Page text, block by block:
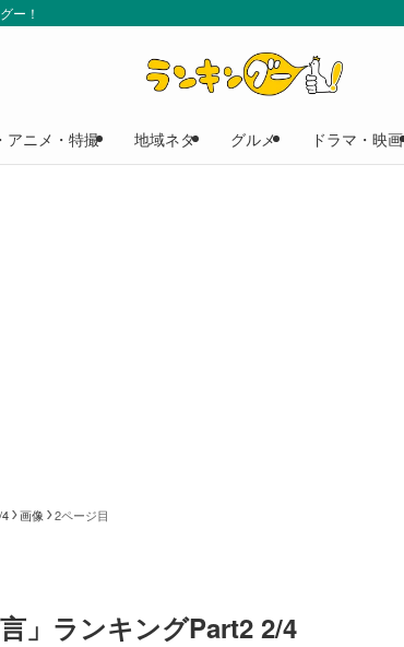
ー！
アニメ・特撮 地域ネタ グルメ ドラマ・映画
画像 2ページ目
」ランキングPart2 2/4